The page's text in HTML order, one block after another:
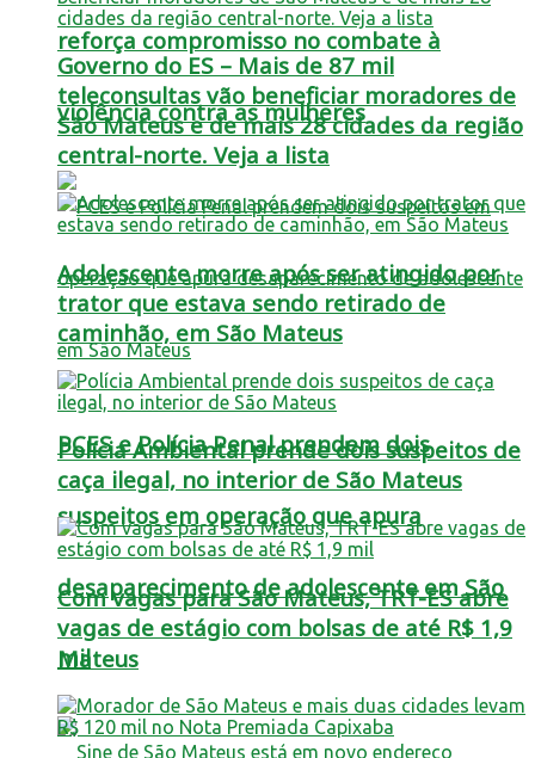
reforça compromisso no combate à
violência contra as mulheres
PCES e Polícia Penal prendem dois
suspeitos em operação que apura
desaparecimento de adolescente em São
Mateus
Governo do ES – Mais de 87 mil
teleconsultas vão beneficiar moradores de
São Mateus e de mais 28 cidades da região
central-norte. Veja a lista
Adolescente morre após ser atingido por
trator que estava sendo retirado de
caminhão, em São Mateus
Polícia Ambiental prende dois suspeitos de
caça ilegal, no interior de São Mateus
Com vagas para São Mateus, TRT-ES abre
vagas de estágio com bolsas de até R$ 1,9
mil